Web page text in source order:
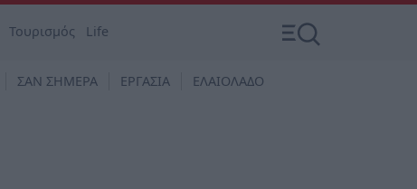
Τουρισμός Life
ΣΑΝ ΣΗΜΕΡΑ ΕΡΓΑΣΙΑ ΕΛΑΙΟΛΑΔΟ